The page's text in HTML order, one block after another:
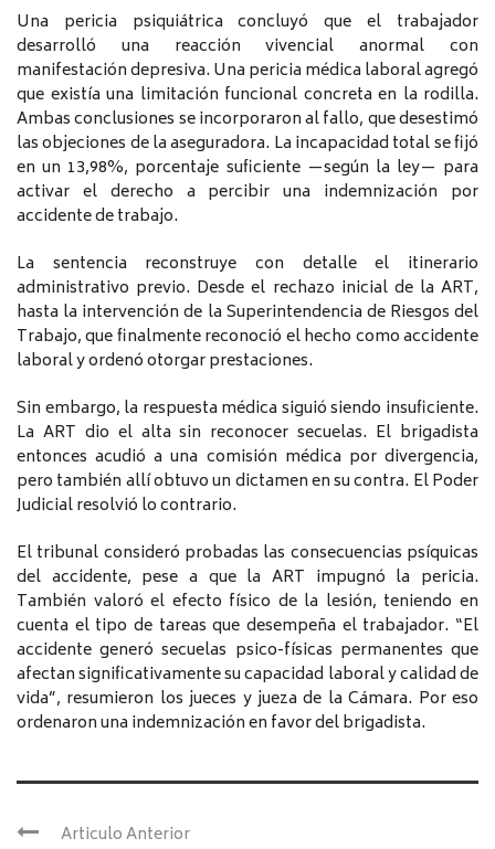
Una pericia psiquiátrica concluyó que el trabajador
desarrolló una reacción vivencial anormal con
manifestación depresiva. Una pericia médica laboral agregó
que existía una limitación funcional concreta en la rodilla.
Ambas conclusiones se incorporaron al fallo, que desestimó
las objeciones de la aseguradora. La incapacidad total se fijó
en un 13,98%, porcentaje suficiente —según la ley— para
activar el derecho a percibir una indemnización por
accidente de trabajo.
La sentencia reconstruye con detalle el itinerario
administrativo previo. Desde el rechazo inicial de la ART,
hasta la intervención de la Superintendencia de Riesgos del
Trabajo, que finalmente reconoció el hecho como accidente
laboral y ordenó otorgar prestaciones.
Sin embargo, la respuesta médica siguió siendo insuficiente.
La ART dio el alta sin reconocer secuelas. El brigadista
entonces acudió a una comisión médica por divergencia,
pero también allí obtuvo un dictamen en su contra. El Poder
Judicial resolvió lo contrario.
El tribunal consideró probadas las consecuencias psíquicas
del accidente, pese a que la ART impugnó la pericia.
También valoró el efecto físico de la lesión, teniendo en
cuenta el tipo de tareas que desempeña el trabajador. “El
accidente generó secuelas psico-físicas permanentes que
afectan significativamente su capacidad laboral y calidad de
vida”, resumieron los jueces y jueza de la Cámara. Por eso
ordenaron una indemnización en favor del brigadista.
Articulo Anterior